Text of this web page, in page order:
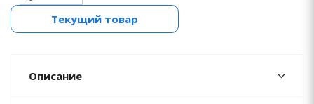
Текущий товар
Описание